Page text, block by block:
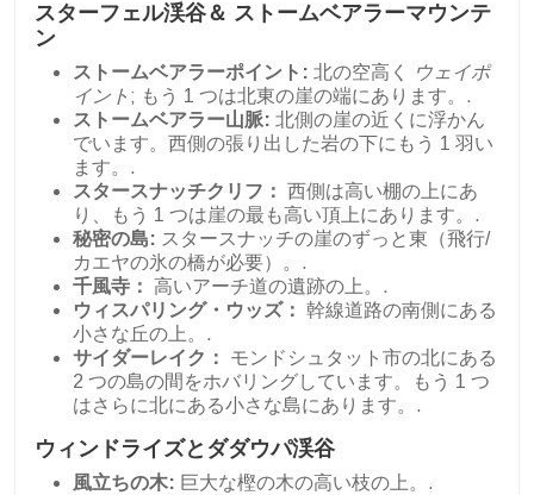
スターフェル渓谷＆ ストームベアラーマウンテ
ン
ストームベアラーポイント: 北の空高く
ウェイポ
イント ; もう 1 つは北東の崖の端にあります。.
ストームベアラー山脈: 北側の崖の近くに浮かん
でいます。西側の張り出した岩の下にもう 1 羽い
ます。.
スタースナッチクリフ： 西側は高い棚の上にあ
り、もう 1 つは崖の最も高い頂上にあります。.
秘密の島: スタースナッチの崖のずっと東（飛行/
カエヤの氷の橋が必要）。.
千風寺： 高いアーチ道の遺跡の上。.
ウィスパリング・ウッズ： 幹線道路の南側にある
小さな丘の上。.
サイダーレイク：
モンドシュタット市の北にある
2 つの島の間をホバリングしています。もう 1 つ
はさらに北にある小さな島にあります。.
ウィンドライズとダダウパ渓谷
風立ちの木: 巨大な樫の木の高い枝の上。.